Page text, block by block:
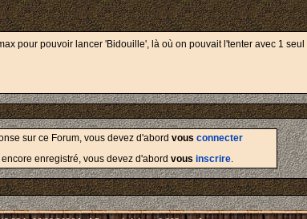
pour pouvoir lancer 'Bidouille', là où on pouvait l'tenter avec 1
sur ce Forum, vous devez d'abord vous connecter
enregistré, vous devez d'abord vous inscrire.